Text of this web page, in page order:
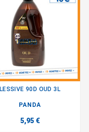
LESSIVE 90D OUD 3L
PANDA
5,95 €